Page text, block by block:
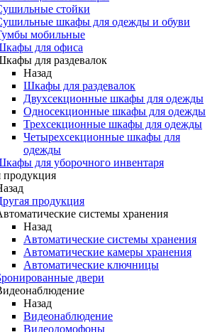
стойки
шкафы для одежды и обуви
мобильные
для офиса
для раздевалок
Назад
Шкафы для раздевалок
Двухсекционные шкафы для одежды
Односекционные шкафы для одежды
Трехсекционные шкафы для одежды
Четырехсекционные шкафы для
одежды
для уборочного инвентаря
продукция
продукция
системы хранения
Назад
Автоматические системы хранения
Автоматические камеры хранения
Автоматические ключницы
двери
Назад
Видеонаблюдение
Видеодомофоны